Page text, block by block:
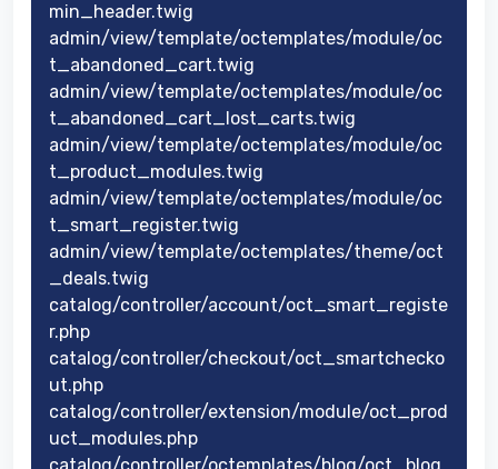
min_header.twig
admin/view/template/octemplates/module/oc
t_abandoned_cart.twig
admin/view/template/octemplates/module/oc
t_abandoned_cart_lost_carts.twig
admin/view/template/octemplates/module/oc
t_product_modules.twig
admin/view/template/octemplates/module/oc
t_smart_register.twig
admin/view/template/octemplates/theme/oct
_deals.twig
catalog/controller/account/oct_smart_registe
r.php
catalog/controller/checkout/oct_smartchecko
ut.php
catalog/controller/extension/module/oct_prod
uct_modules.php